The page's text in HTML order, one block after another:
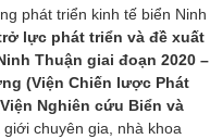
phát triển kinh tế biển Ninh
lực phát triển và đề xuất
Thuận giai đoạn 2020 –
(Viện Chiến lược Phát
Nghiên cứu Biển và
chuyên gia, nhà khoa